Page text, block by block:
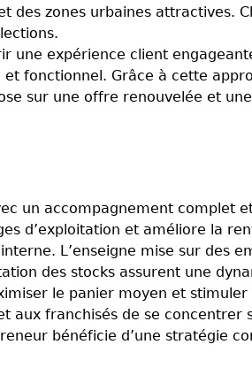
des zones urbaines attractives.
une expérience client
fonctionnel. Grâce à cette
sur une offre renouvelée et
un accompagnement complet
d’exploitation et améliore la
L’enseigne mise sur des
des stocks assurent une
le panier moyen et stimuler
aux franchisés de se concentrer
bénéficie d’une stratégie